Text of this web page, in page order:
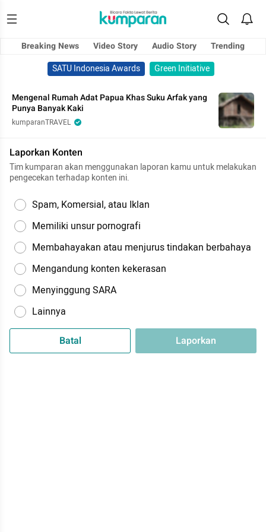
Breaking News Video Story Audio Story
Trending
SATU Indonesia Awards
Green Initiative
Mengenal Rumah Adat Papua Khas Suku Arfak yang
Punya Banyak Kaki
kumparanTRAVEL
Laporkan Konten
Tim kumparan akan menggunakan laporan kamu untuk melakukan
pengecekan terhadap konten ini.
Spam, Komersial, atau Iklan
Memiliki unsur pornografi
Membahayakan atau menjurus tindakan berbahaya
Mengandung konten kekerasan
Menyinggung SARA
Lainnya
Batal Laporkan